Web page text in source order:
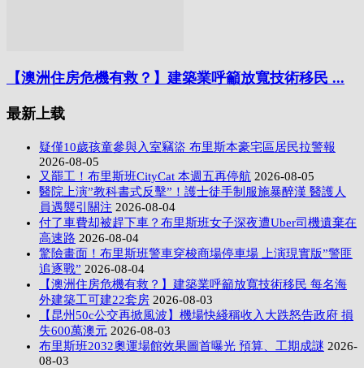
【澳洲住房危機有救？】建築業呼籲放寬技術移民 ...
最新上载
疑僅10歲孩童參與入室竊盜 布里斯本豪宅區居民拉警報
2026-08-05
又罷工！布里斯班CityCat 本週五再停航 2026-08-05
醫院上演”教科書式反擊”！護士徒手制服施暴醉漢 醫護人
員遇襲引關注 2026-08-04
付了車費却被趕下車？布里斯班女子深夜遭Uber司機遺棄在
高速路 2026-08-04
驚險畫面！布里斯班警車穿梭商場停車場 上演現實版”警匪
追逐戰” 2026-08-04
【澳洲住房危機有救？】建築業呼籲放寬技術移民 每名海
外建築工可建22套房 2026-08-03
【昆州50c公交再掀風波】機場快綫稱收入大跌怒告政府 損
失600萬澳元 2026-08-03
布里斯班2032奧運場館效果圖首曝光 預算、工期成謎 2026-
08-03